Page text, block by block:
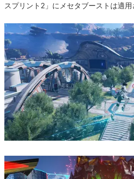
スプリント2」にメセタブーストは適用